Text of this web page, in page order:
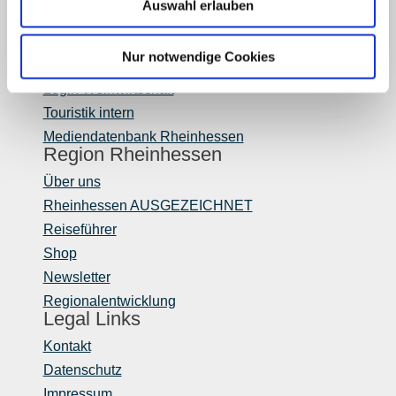
Auswahl erlauben
Nur notwendige Cookies
Presse
Touristik intern
Mediendatenbank Rheinhessen
Region Rheinhessen
Über uns
Rheinhessen AUSGEZEICHNET
Reiseführer
Shop
Newsletter
Regionalentwicklung
Legal Links
Kontakt
Datenschutz